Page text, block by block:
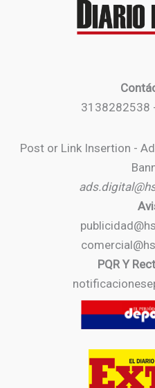
3138282538
Post or Link Insertion -
PQR Y